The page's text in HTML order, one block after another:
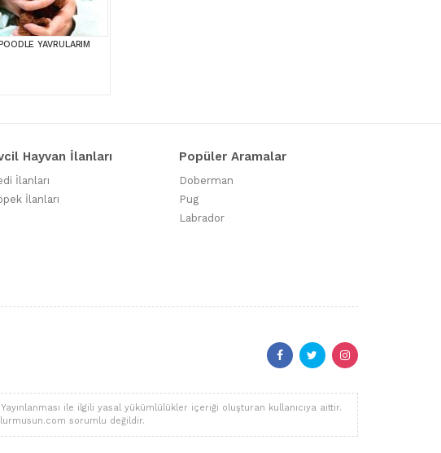
YAVRULARIM
Hayvan İlanları
İlanları
İlanları
Popüler Aramalar
Doberman
Pug
Labrador
ile ilgili yasal yükümlülükler içeriği oluşturan kullanıcıya aittir.
sorumlu değildir.